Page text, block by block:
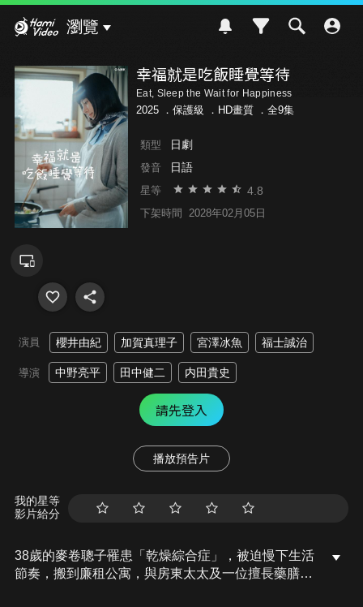
瀏覽
幸福就是吃飯睡覺等待
Eat, Sleep the Wait for Happiness
2025 ． 保護級 ．HD畫質 ．全9集
類型 日劇
發音 日語
星等 4.8
下架時間 2028年02月05日
演員 櫻井由紀 加賀真理子 宮澤冰魚 福士誠治
導演 中野亮平 田中健二 内田貴史
請先登入
播放預告片
我的星等
影片給分
38歲的麥卷聰子罹患「乾燥綜合症」，被迫慢下生活
節奏，搬到廉租公寓，與房東太太及一位擅長藥膳的